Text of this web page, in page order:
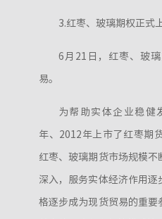
3.红枣、玻璃期权正式
6月21日，红枣、玻
易。
为帮助实体企业稳健
年、2012年上市了红枣期
红枣、玻璃期货市场规模不
深入，服务实体经济作用逐
格逐步成为现货贸易的重